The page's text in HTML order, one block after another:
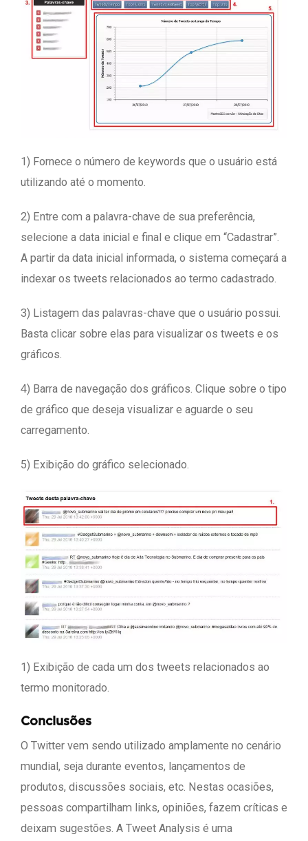
1) Fornece o número de keywords que o usuário está
utilizando até o momento.
2) Entre com a palavra-chave de sua preferência,
selecione a data inicial e final e clique em “Cadastrar”.
A partir da data inicial informada, o sistema começará a
indexar os tweets relacionados ao termo cadastrado.
3) Listagem das palavras-chave que o usuário possui.
Basta clicar sobre elas para visualizar os tweets e os
gráficos.
4) Barra de navegação dos gráficos. Clique sobre o tipo
de gráfico que deseja visualizar e aguarde o seu
carregamento.
5) Exibição do gráfico selecionado.
1) Exibição de cada um dos tweets relacionados ao
termo monitorado.
Conclusões
O Twitter vem sendo utilizado amplamente no cenário
mundial, seja durante eventos, lançamentos de
produtos, discussões sociais, etc. Nestas ocasiões,
pessoas compartilham links, opiniões, fazem críticas e
deixam sugestões. A Tweet Analysis é uma